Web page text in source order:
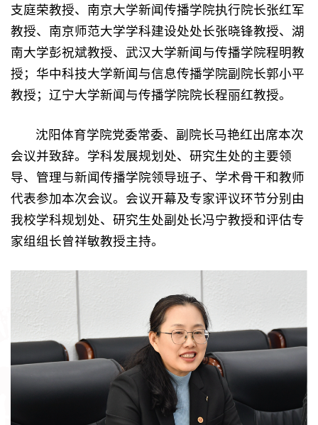
支庭荣教授、南京大学新闻传播学院执行院长张红军
教授、南京师范大学学科建设处处长张晓锋教授、湖
南大学彭祝斌教授、武汉大学新闻与传播学院程明教
授；华中科技大学新闻与信息传播学院副院长郭小平
教授；辽宁大学新闻与传播学院院长程丽红教授。
沈阳体育学院党委常委、副院长马艳红出席本次
会议并致辞。学科发展规划处、研究生处的主要领
导、管理与新闻传播学院领导班子、学术骨干和教师
代表参加本次会议。会议开幕及专家评议环节分别由
我校学科规划处、研究生处副处长冯宁教授和评估专
家组组长曾祥敏教授主持。